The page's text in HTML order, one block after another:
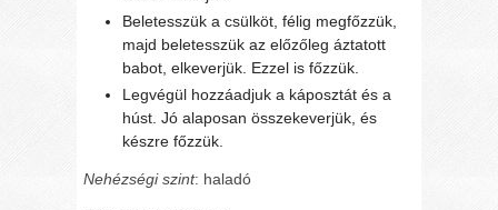
Beletesszük a csülköt, félig megfőzzük,
majd beletesszük az előzőleg áztatott
babot, elkeverjük. Ezzel is főzzük.
Legvégül hozzáadjuk a káposztát és a
húst. Jó alaposan összekeverjük, és
készre főzzük.
Nehézségi szint: haladó